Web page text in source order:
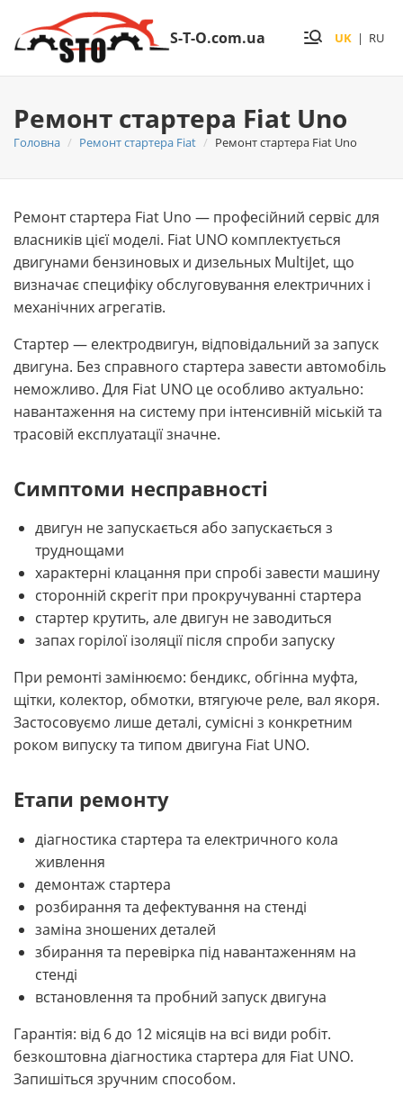
S-T-O.com.ua UK | RU
Ремонт стартера Fiat Uno
Головна Ремонт стартера Fiat Ремонт стартера Fiat Uno
Ремонт стартера Fiat Uno — професійний сервіс для
власників цієї моделі. Fiat UNO комплектується
двигунами бензиновых и дизельных MultiJet, що
визначає специфіку обслуговування електричних і
механічних агрегатів.
Стартер — електродвигун, відповідальний за запуск
двигуна. Без справного стартера завести автомобіль
неможливо. Для Fiat UNO це особливо актуально:
навантаження на систему при інтенсивній міській та
трасовій експлуатації значне.
Симптоми несправності
двигун не запускається або запускається з
труднощами
характерні клацання при спробі завести машину
сторонній скрегіт при прокручуванні стартера
стартер крутить, але двигун не заводиться
запах горілої ізоляції після спроби запуску
При ремонті замінюємо: бендикс, обгінна муфта,
щітки, колектор, обмотки, втягуюче реле, вал якоря.
Застосовуємо лише деталі, сумісні з конкретним
роком випуску та типом двигуна Fiat UNO.
Етапи ремонту
діагностика стартера та електричного кола
живлення
демонтаж стартера
розбирання та дефектування на стенді
заміна зношених деталей
збирання та перевірка під навантаженням на
стенді
встановлення та пробний запуск двигуна
Гарантія: від 6 до 12 місяців на всі види робіт.
безкоштовна діагностика стартера для Fiat UNO.
Запишіться зручним способом.